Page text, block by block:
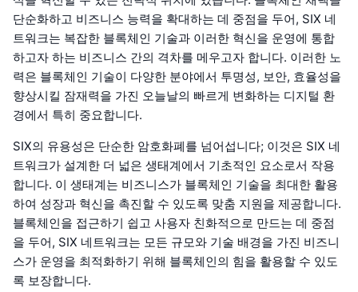
단순화하고 비즈니스 능력을 확대하는 데 중점을 두어, SIX 네
트워크는 복잡한 블록체인 기술과 이러한 혁신을 운영에 통합
하고자 하는 비즈니스 간의 격차를 메우고자 합니다. 이러한 노
력은 블록체인 기술이 다양한 분야에서 투명성, 보안, 효율성을
향상시킬 잠재력을 가진 오늘날의 빠르게 변화하는 디지털 환
경에서 특히 중요합니다.
SIX의 유용성은 단순한 암호화폐를 넘어섭니다; 이것은 SIX 네
트워크가 설계한 더 넓은 생태계에서 기초적인 요소로서 작용
합니다. 이 생태계는 비즈니스가 블록체인 기술을 최대한 활용
하여 성장과 혁신을 촉진할 수 있도록 맞춤 지원을 제공합니다.
블록체인을 접근하기 쉽고 사용자 친화적으로 만드는 데 중점
을 두어, SIX 네트워크는 모든 규모와 기술 배경을 가진 비즈니
스가 운영을 최적화하기 위해 블록체인의 힘을 활용할 수 있도
록 보장합니다.